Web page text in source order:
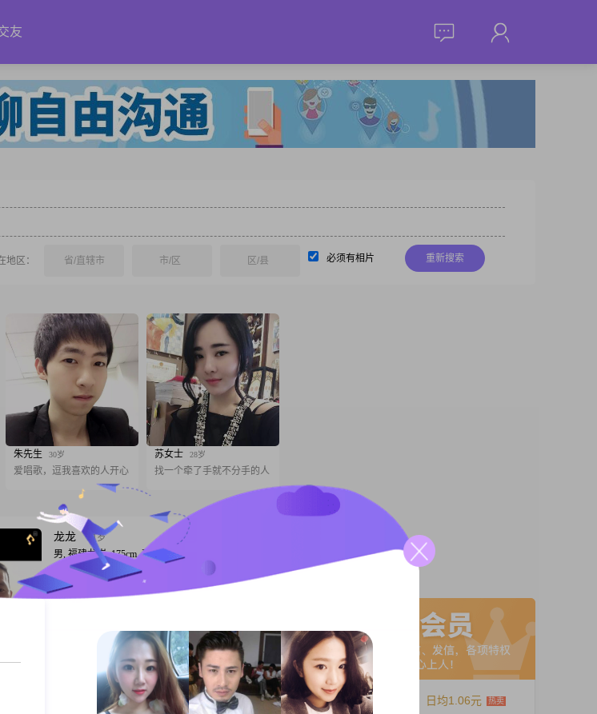
友
地区： 省/直辖市 市/区 区/县 必须有相片 重新搜索
朱先生 30岁
爱唱歌，逗我喜欢的人开心
苏女士 28岁
找一个牵了手就不分手的人
龙龙
51岁
男, 福建龙岩, 175cm, 离异, 服务业
大家好，我是一位1975年出生的男士，身高
175cm，目前在龙岩工作。我的月收入在12001到
认为是一个稳重可靠的人，做事自信果断，不轻易
被外界干扰。在生活中，我非常有耐心和包容心，
能够理解和尊重他人的不同观点和习惯。我认为真
跟TA联系
幸福在路上
43岁
女, 福建龙岩, 160cm, 离异, 销售主管
大家好，我是1983年出生的女士，身高
日均1.06元